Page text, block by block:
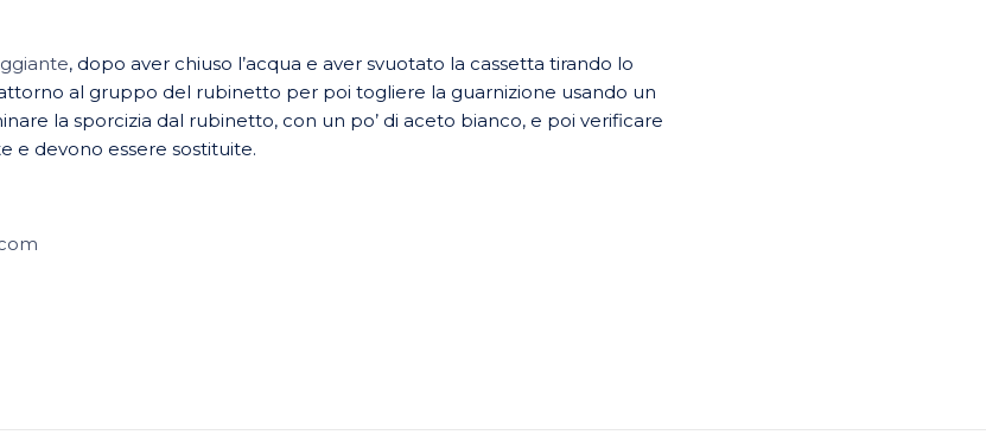
, dopo aver chiuso l’acqua e aver svuotato la cassetta tirando lo
al gruppo del rubinetto per poi togliere la guarnizione usando un
la sporcizia dal rubinetto, con un po’ di aceto bianco, e poi verificare
e devono essere sostituite.